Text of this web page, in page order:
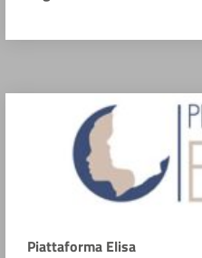
Piattaforma Elisa